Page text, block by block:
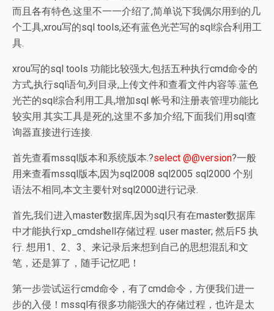
而且各有特色.这里不一一介绍了,简单说下我偶尔用到的几
个工具,xrou写的sql tools,还有蓝色光芒写的sql综合利用工
具.
xrou写的sql tools 功能比较强大,包括五种执行cmd命令的
方式,执行sql语句,列目录,上传文件和查看文件内容等.蓝色
光芒的sql综合利用工具,增加sql 帐号和注册表管理功能比
较实用.其实工具是死的,这里不多加介绍,下面我们用sql查
询器直接进行连接.
首先查看mssql版本和系统版本.?select @@version?一般
用来查看mssql版本,因为sql2008 sql2005 sql2000 个别
语法不相同,本文主要针对sql2000进行记录.
首先,我们进入master数据库,因为sql只有在master数据库
中才能执行xp_cmdshell存储过程. user master; 然后F5 执
行. 想用1、2、3、来记录后来想到自己的思想混乱和文
笔，还是算了，随手记忆吧！
第一步尝试运行cmd命令，有了cmd命令，方便我们进一
步的入侵！mssql有很多功能强大的存储过程，也许是太